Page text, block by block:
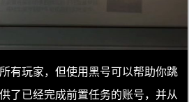
有玩家，但使用黑号可以帮助你跳
了已经完成前置任务的账号，并从